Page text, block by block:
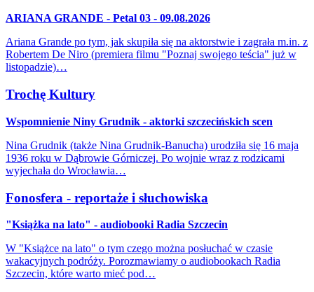
ARIANA GRANDE - Petal 03 - 09.08.2026
Ariana Grande po tym, jak skupiła się na aktorstwie i zagrała m.in. z
Robertem De Niro (premiera filmu "Poznaj swojego teścia" już w
listopadzie)…
Trochę Kultury
Wspomnienie Niny Grudnik - aktorki szczecińskich scen
Nina Grudnik (także Nina Grudnik-Banucha) urodziła się 16 maja
1936 roku w Dąbrowie Górniczej. Po wojnie wraz z rodzicami
wyjechała do Wrocławia…
Fonosfera - reportaże i słuchowiska
"Książka na lato" - audiobooki Radia Szczecin
W "Książce na lato" o tym czego można posłuchać w czasie
wakacyjnych podróży. Porozmawiamy o audiobookach Radia
Szczecin, które warto mieć pod…